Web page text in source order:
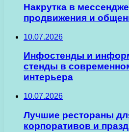
Накрутка в
продвижения и
10.07.2026
Инфостенды и
стенды в
интерьера
10.07.2026
Лучшие рестораны
корпоративов и